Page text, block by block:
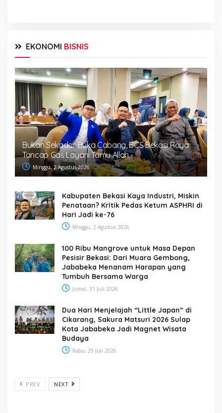
EKONOMI BISNIS
Bukan Sekadar Buka Cabang, BCS Bekasi Raya
Tancap Gas Layani Tamu Allah
Minggu, 2 Agustus 2026
Kabupaten Bekasi Kaya Industri, Miskin
Penataan? Kritik Pedas Ketum ASPHRI di
Hari Jadi ke-76
Minggu, 2 Agustus 2026
100 Ribu Mangrove untuk Masa Depan
Pesisir Bekasi: Dari Muara Gembong,
Jababeka Menanam Harapan yang
Tumbuh Bersama Warga
Jumat, 31 Juli 2026
Dua Hari Menjelajah “Little Japan” di
Cikarang, Sakura Matsuri 2026 Sulap
Kota Jababeka Jadi Magnet Wisata
Budaya
Rabu, 29 Juli 2026
PREV NEXT